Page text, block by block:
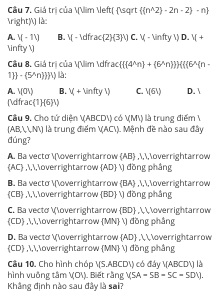
Câu 7. Giá trị của \(\lim \left( {\sqrt {{n^2} - 2n - 2} - n}
\right)\) là:
A. \( - 1\) B. \( - \dfrac{2}{3}\) C. \( - \infty \) D. \( +
\infty \)
Câu 8. Giá trị của \(\lim \dfrac{{{4^n} + {6^n}}}{{{6^{n -
1}} - {5^n}}}\) là:
A. \(0\) B. \( + \infty \) C. \(6\) D. \
(\dfrac{1}{6}\)
Câu 9. Cho tứ diện \(ABCD\) có \(M\) là trung điểm \
(AB,\,\,N\) là trung điểm \(AC\). Mệnh đề nào sau đây
đúng?
A. Ba vectơ \(\overrightarrow {AB} ,\,\,\overrightarrow
{AC} ,\,\,\overrightarrow {AD} \) đồng phẳng
B. Ba vectơ \(\overrightarrow {BA} ,\,\,\overrightarrow
{CB} ,\,\,\overrightarrow {BD} \) đồng phẳng
C. Ba vectơ \(\overrightarrow {BD} ,\,\,\overrightarrow
{CD} ,\,\,\overrightarrow {MN} \) đồng phẳng
D. Ba vectơ \(\overrightarrow {AD} ,\,\,\overrightarrow
{CD} ,\,\,\overrightarrow {MN} \) đồng phẳng
Câu 10. Cho hình chóp \(S.ABCD\) có đáy \(ABCD\) là
hình vuông tâm \(O\). Biết rằng \(SA = SB = SC = SD\).
Khẳng định nào sau đây là sai?